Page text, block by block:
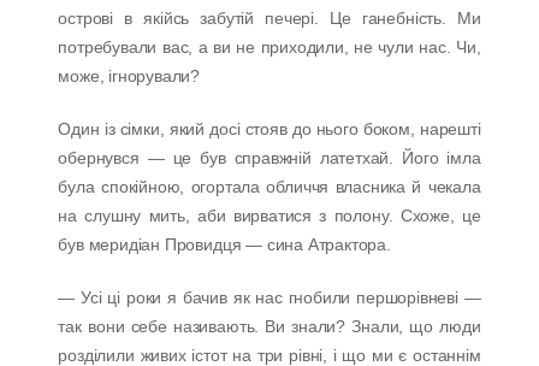
острові в якійсь забутій печері. Це ганебність. Ми
потребували вас, а ви не приходили, не чули нас. Чи,
може, ігнорували?
Один із сімки, який досі стояв до нього боком, нарешті
обернувся — це був справжній латетхай. Його імла
була спокійною, огортала обличчя власника й чекала
на слушну мить, аби вирватися з полону. Схоже, це
був меридіан Провидця — сина Атрактора.
— Усі ці роки я бачив як нас гнобили першорівневі —
так вони себе називають. Ви знали? Знали, що люди
розділили живих істот на три рівні, і що ми є останнім